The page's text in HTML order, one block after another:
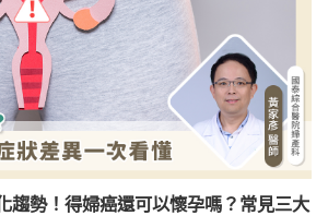
趨勢！得婦癌還可以懷孕嗎？常見三大